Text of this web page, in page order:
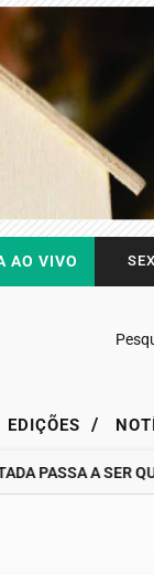
AO VIVO
EDIÇÕES /
A SER